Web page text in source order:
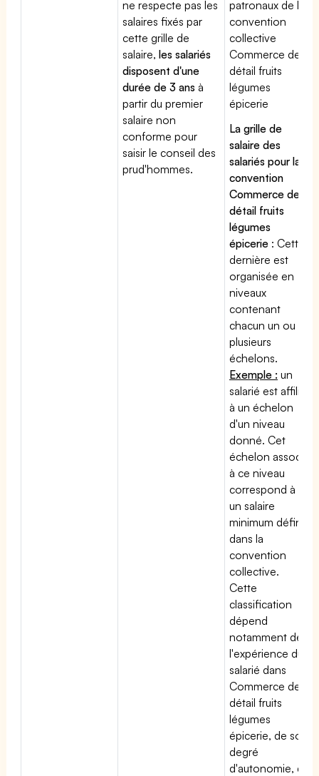
ne respecte pas les
salaires fixés par
cette grille de
salaire,les salariés
disposent d'une
durée de 3 ans à
partir du premier
salaire non
conforme pour
saisir le conseil des
prud'hommes.
patronaux de la
convention
collective
Commerce de
détail fruits
légumes
épicerie
La grille de
salaire des
salariés pour la
convention
Commerce de
détail fruits
légumes
épicerie : Cette
dernière est
organisée en
niveaux
contenant
chacun un ou
plusieurs
échelons.
Exemple : un
salarié est affilié
à un échelon
d'un niveau
donné. Cet
échelon associé
à ce niveau
correspond à
un salaire
minimum défini
dans la
convention
collective.
Cette
classification
dépend
notamment de
l'expérience du
salarié dans
Commerce de
détail fruits
légumes
épicerie, de son
degré
d'autonomie, de